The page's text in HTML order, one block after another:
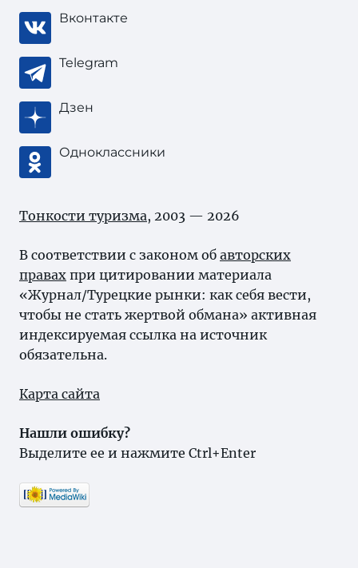
Вконтакте
Telegram
Дзен
Одноклассники
Тонкости туризма, 2003 — 2026
В соответствии с законом об авторских
правах при цитировании материала
«Журнал/Турецкие рынки: как себя вести,
чтобы не стать жертвой обмана» активная
индексируемая ссылка на источник
обязательна.
Карта сайта
Нашли ошибку?
Выделите ее и нажмите Ctrl+Enter